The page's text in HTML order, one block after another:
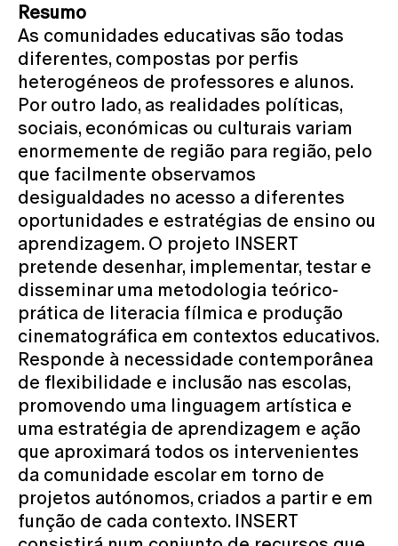
Resumo
As comunidades educativas são todas
diferentes, compostas por perfis
heterogéneos de professores e alunos.
Por outro lado, as realidades políticas,
sociais, económicas ou culturais variam
enormemente de região para região, pelo
que facilmente observamos
desigualdades no acesso a diferentes
oportunidades e estratégias de ensino ou
aprendizagem. O projeto INSERT
pretende desenhar, implementar, testar e
disseminar uma metodologia teórico-
prática de literacia fílmica e produção
cinematográfica em contextos educativos.
Responde à necessidade contemporânea
de flexibilidade e inclusão nas escolas,
promovendo uma linguagem artística e
uma estratégia de aprendizagem e ação
que aproximará todos os intervenientes
da comunidade escolar em torno de
projetos autónomos, criados a partir e em
função de cada contexto. INSERT